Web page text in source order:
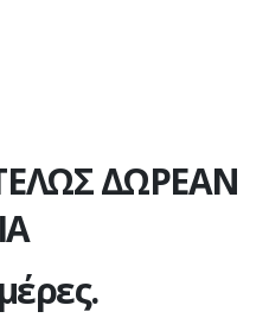
ΔΩΡΕΑΝ